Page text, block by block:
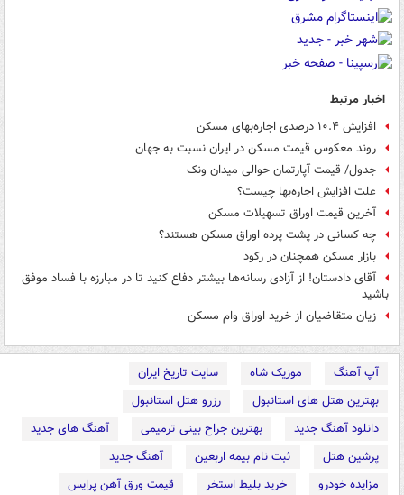
اخبار مرتبط
افزایش ۱۰.۴ درصدی اجاره‌بهای مسکن
روند معکوس قیمت مسکن در ایران نسبت به جهان
جدول/ قیمت آپارتمان حوالی میدان ونک
علت افزایش اجاره‌بها چیست؟
آخرین قیمت اوراق تسهیلات مسکن
چه کسانی در پشت پرده اوراق مسکن هستند؟
بازار مسکن همچنان در رکود
آقای دادستان! از آزادی رسانه‌ها بیشتر دفاع کنید تا در مبارزه با فساد موفق
باشید
زیان متقاضیان از خرید اوراق وام مسکن
آپ آهنگ موزیک شاه
سایت تاریخ ایران
بهترین هتل های استانبول
رزرو هتل استانبول
دانلود آهنگ جدید
بهترین جراح بینی ترمیمی
آهنگ های جدید
پرشین هتل
ثبت نام بیمه اربعین
آهنگ جدید
مزایده خودرو
خرید بلیط استخر
قیمت ورق آهن پرایس